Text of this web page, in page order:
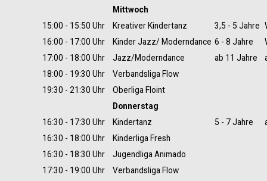
Mittwoch
15:00 - 15:50 Uhr
Kreativer Kindertanz 3,5 - 5 Jahre
16:00 - 17:00 Uhr
Kinder Jazz/ Moderndance 6 - 8 Jahre
17:00 - 18:00 Uhr
Jazz/Moderndance ab 11 Jahre
18:00 - 19:30 Uhr
Verbandsliga Flow
19:30 - 21:30 Uhr
Oberliga Floint
Donnerstag
16:30 - 17:30 Uhr
Kindertanz 5 - 7 Jahre
16:30 - 18:00 Uhr
Kinderliga Fresh
16:30 - 18:30 Uhr
Jugendliga Animado
17:30 - 19:00 Uhr
Verbandsliga Flow